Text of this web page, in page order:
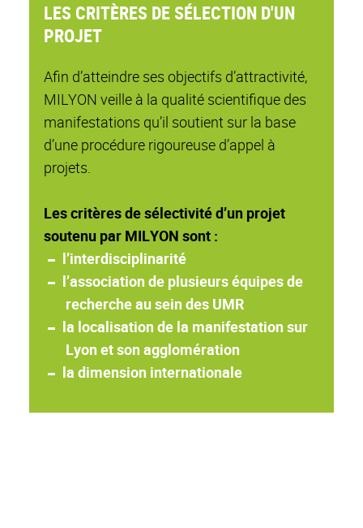
LES CRITÈRES DE SÉLECTION D'UN
PROJET
Afin d’atteindre ses objectifs d’attractivité,
MILYON veille à la qualité scientifique des
manifestations qu’il soutient sur la base
d’une procédure rigoureuse d’appel à
projets.
Les critères de sélectivité d’un projet
soutenu par MILYON sont :
l’interdisciplinarité
l’association de plusieurs équipes de
recherche au sein des UMR
la localisation de la manifestation sur
Lyon et son agglomération
la dimension internationale